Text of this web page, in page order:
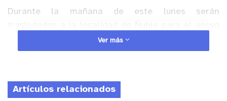
Durante la mañana de este lunes serán
de los distintos cuerpos en el combate contra la
tragedia.
Ver más
Artículos relacionados